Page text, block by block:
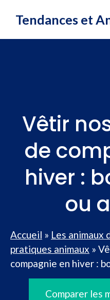
Tendances et
Vêtir
de
hiver :
ou
Accueil » Les animaux
pratiques animaux »
compagnie en hiver :
Comparer les